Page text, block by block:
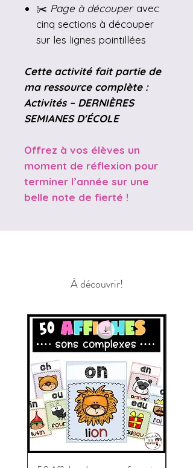
✂️ Page à découperavec
cinq sections à découper
sur les lignes pointillées
Cette activité fait partie de
ma ressource complète :
Activités – DERNIÈRES
SEMIANES D'ÉCOLE
Offrez à vos élèves un
moment de réflexion pour
terminer l’année sur une
belle note de fierté !
À découvrir!